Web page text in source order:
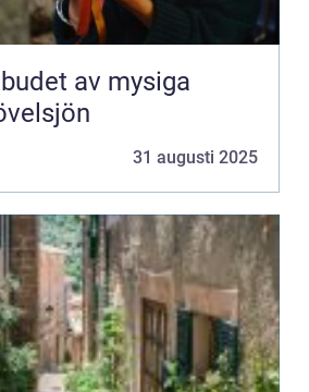
av mysiga
31 augusti 2025